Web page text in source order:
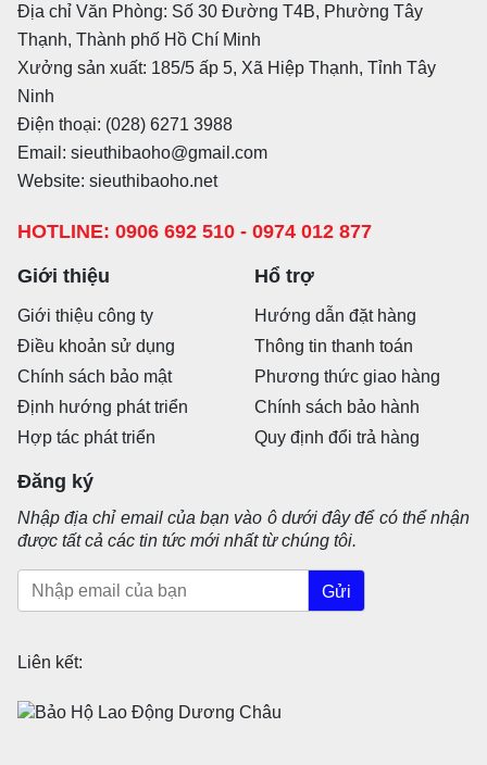
Địa chỉ Văn Phòng: Số 30 Đường T4B, Phường Tây
Thạnh, Thành phố Hồ Chí Minh
Xưởng sản xuất: 185/5 ấp 5, Xã Hiệp Thạnh, Tỉnh Tây
Ninh
Điện thoại: (028) 6271 3988
Email: sieuthibaoho@gmail.com
Website: sieuthibaoho.net
HOTLINE: 0906 692 510 - 0974 012 877
Giới thiệu
Giới thiệu công ty
Điều khoản sử dụng
Chính sách bảo mật
Định hướng phát triển
Hợp tác phát triển
Hổ trợ
Hướng dẫn đặt hàng
Thông tin thanh toán
Phương thức giao hàng
Chính sách bảo hành
Quy định đổi trả hàng
Đăng ký
Nhập địa chỉ email của bạn vào ô dưới đây để có thể nhận
được tất cả các tin tức mới nhất từ chúng tôi.
Gửi
Liên kết: